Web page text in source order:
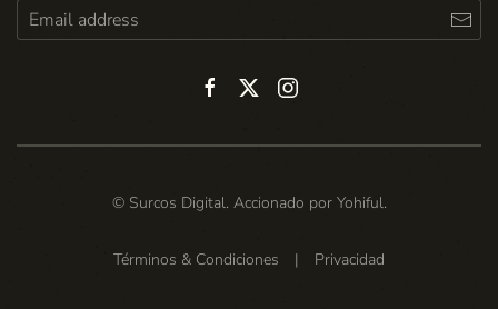
© Surcos Digital. Accionado por Yohiful.
Términos & Condiciones | Privacidad